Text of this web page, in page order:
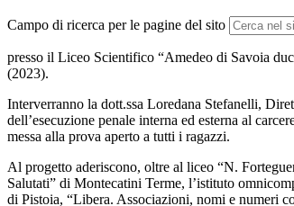
Campo di ricerca per le pagine del sito
presso il Liceo Scientifico “Amedeo di Savoia
(2023).
Interverranno la dott.ssa Loredana Stefanelli,
dell’esecuzione penale interna ed esterna al
messa alla prova aperto a tutti i ragazzi.
Al progetto aderiscono, oltre al liceo “N.
Salutati” di Montecatini Terme, l’istituto
di Pistoia, “Libera. Associazioni, nomi e numeri